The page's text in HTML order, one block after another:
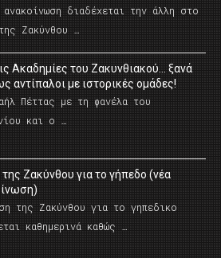
διαδέχεται την άλλη στο
Ζακύνθου …
Ακαδημίες του Ζακυνθιακού… ξανά
αντίπαλοι με ιστορικές ομάδες!
Πέττας με τη φανέλα του
και ο …
της Ζακύνθου για το γήπεδο (νέα
της Ζακύνθου για το γηπεδικο
καθημερινά καθώς …